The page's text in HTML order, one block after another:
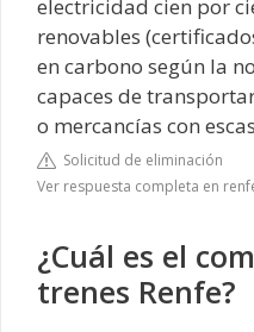
electricidad cien por
renovables
en carbono según la
capaces de
o mercancías con
Solicitud de eliminación
Ver respuesta completa en
¿Cuál es el
trenes Renfe?